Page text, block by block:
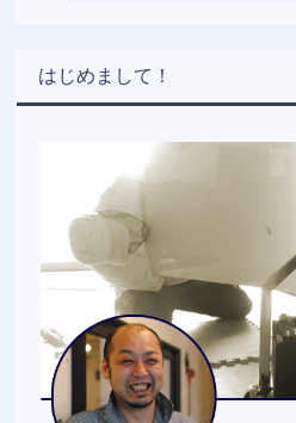
はじめまして！